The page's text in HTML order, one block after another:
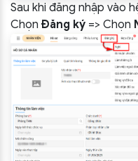
Sau khi đăng nhập vào
Chọn Đăng ký => Chọn